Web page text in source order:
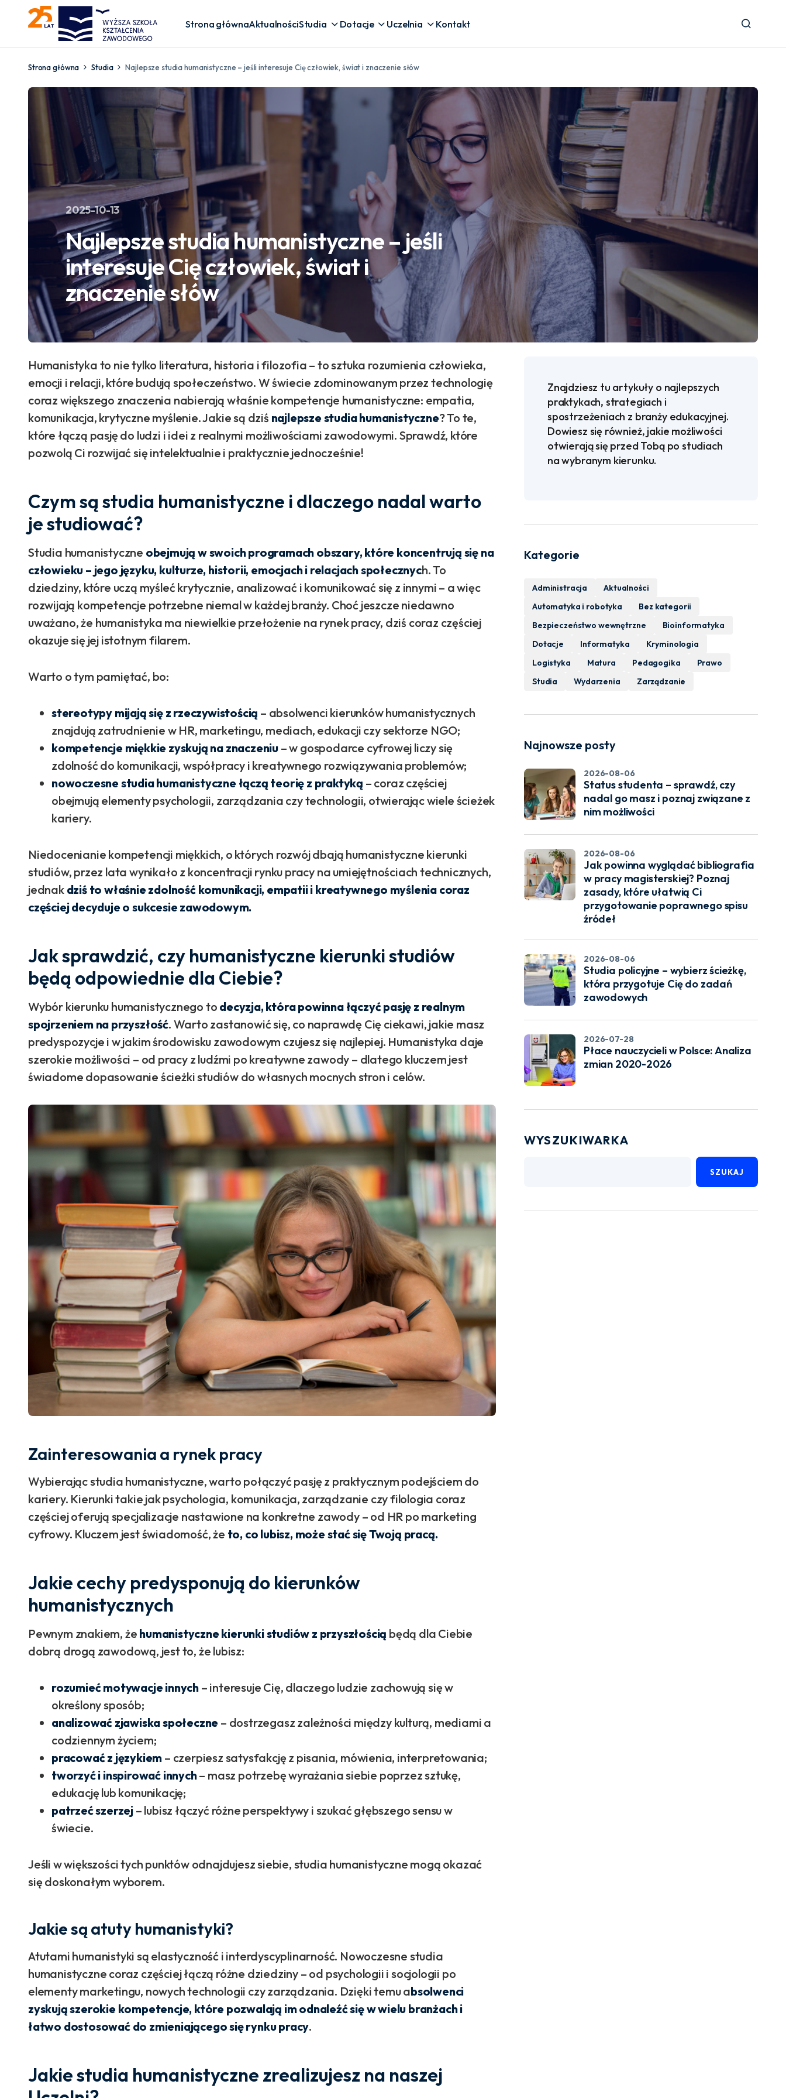
Strona głównaAktualnościStudia Dotacje Uczelnia Kontakt
Strona główna Studia Najlepsze studia humanistyczne – jeśli interesuje Cię człowiek, świat i znaczenie słów
2025-10-13
Najlepsze studia humanistyczne – jeśli
interesuje Cię człowiek, świat i
znaczenie słów
Humanistyka to nie tylko literatura, historia i filozofia – to sztuka rozumienia człowieka,
emocji i relacji, które budują społeczeństwo. W świecie zdominowanym przez technologię
coraz większego znaczenia nabierają właśnie kompetencje humanistyczne: empatia,
komunikacja, krytyczne myślenie. Jakie są dziś najlepsze studia humanistyczne? To te,
które łączą pasję do ludzi i idei z realnymi możliwościami zawodowymi. Sprawdź, które
pozwolą Ci rozwijać się intelektualnie i praktycznie jednocześnie!
Czym są studia humanistyczne i dlaczego nadal warto
je studiować?
Studia humanistyczne obejmują w swoich programach obszary, które koncentrują się na
człowieku – jego języku, kulturze, historii, emocjach i relacjach społecznych. To
dziedziny, które uczą myśleć krytycznie, analizować i komunikować się z innymi – a więc
rozwijają kompetencje potrzebne niemal w każdej branży. Choć jeszcze niedawno
uważano, że humanistyka ma niewielkie przełożenie na rynek pracy, dziś coraz częściej
okazuje się jej istotnym filarem.
Warto o tym pamiętać, bo:
stereotypy mijają się z rzeczywistością – absolwenci kierunków humanistycznych
znajdują zatrudnienie w HR, marketingu, mediach, edukacji czy sektorze NGO;
kompetencje miękkie zyskują na znaczeniu – w gospodarce cyfrowej liczy się
zdolność do komunikacji, współpracy i kreatywnego rozwiązywania problemów;
nowoczesne studia humanistyczne łączą teorię z praktyką – coraz częściej
obejmują elementy psychologii, zarządzania czy technologii, otwierając wiele ścieżek
kariery.
Niedocenianie kompetencji miękkich, o których rozwój dbają humanistyczne kierunki
studiów, przez lata wynikało z koncentracji rynku pracy na umiejętnościach technicznych,
jednak dziś to właśnie zdolność komunikacji, empatii i kreatywnego myślenia coraz
częściej decyduje o sukcesie zawodowym.
Jak sprawdzić, czy humanistyczne kierunki studiów
będą odpowiednie dla Ciebie?
Wybór kierunku humanistycznego to decyzja, która powinna łączyć pasję z realnym
spojrzeniem na przyszłość. Warto zastanowić się, co naprawdę Cię ciekawi, jakie masz
predyspozycje i w jakim środowisku zawodowym czujesz się najlepiej. Humanistyka daje
szerokie możliwości – od pracy z ludźmi po kreatywne zawody – dlatego kluczem jest
świadome dopasowanie ścieżki studiów do własnych mocnych stron i celów.
Zainteresowania a rynek pracy
Wybierając studia humanistyczne, warto połączyć pasję z praktycznym podejściem do
kariery. Kierunki takie jak psychologia, komunikacja, zarządzanie czy filologia coraz
częściej oferują specjalizacje nastawione na konkretne zawody – od HR po marketing
cyfrowy. Kluczem jest świadomość, że to, co lubisz, może stać się Twoją pracą.
Jakie cechy predysponują do kierunków
humanistycznych
Pewnym znakiem, że humanistyczne kierunki studiów z przyszłością będą dla Ciebie
dobrą drogą zawodową, jest to, że lubisz:
rozumieć motywacje innych – interesuje Cię, dlaczego ludzie zachowują się w
określony sposób;
analizować zjawiska społeczne – dostrzegasz zależności między kulturą, mediami a
codziennym życiem;
pracować z językiem – czerpiesz satysfakcję z pisania, mówienia, interpretowania;
tworzyć i inspirować innych– masz potrzebę wyrażania siebie poprzez sztukę,
edukację lub komunikację;
patrzeć szerzej – lubisz łączyć różne perspektywy i szukać głębszego sensu w
świecie.
Jeśli w większości tych punktów odnajdujesz siebie, studia humanistyczne mogą okazać
się doskonałym wyborem.
Jakie są atuty humanistyki?
Atutami humanistyki są elastyczność i interdyscyplinarność. Nowoczesne studia
humanistyczne coraz częściej łączą różne dziedziny – od psychologii i socjologii po
elementy marketingu, nowych technologii czy zarządzania. Dzięki temu absolwenci
zyskują szerokie kompetencje, które pozwalają im odnaleźć się w wielu branżach i
łatwo dostosować do zmieniającego się rynku pracy.
Jakie studia humanistyczne zrealizujesz na naszej
Znajdziesz tu artykuły o najlepszych
praktykach, strategiach i
spostrzeżeniach z branży edukacyjnej.
Dowiesz się również, jakie możliwości
otwierają się przed Tobą po studiach
na wybranym kierunku.
Kategorie
Administracja
Aktualności
Automatyka i robotyka
Bez kategorii
Bezpieczeństwo wewnętrzne
Bioinformatyka
Dotacje
Informatyka
Kryminologia
Logistyka
Matura Pedagogika
Prawo
Studia
Wydarzenia Zarządzanie
Najnowsze posty
Status studenta – sprawdź, czy
nadal go masz i poznaj związane z
nim możliwości
2026-08-06
Jak powinna wyglądać bibliografia
w pracy magisterskiej? Poznaj
zasady, które ułatwią Ci
przygotowanie poprawnego spisu
źródeł
2026-08-06
Studia policyjne – wybierz ścieżkę,
która przygotuje Cię do zadań
zawodowych
2026-08-06
Płace nauczycieli w Polsce: Analiza
zmian 2020-2026
2026-07-28
WYSZUKIWARKA
SZUKAJ